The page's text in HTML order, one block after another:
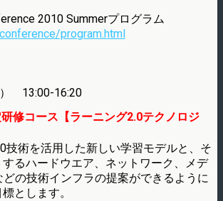
2010 Summerプログラム
program.html
13:00-16:20
修コース【ラーニング2.0テクノロジ
技術を活用した新しい学習モデルと、そ
るハードウエア、ネットワーク、メデ
どの技術インフラの提案ができるように
とします。